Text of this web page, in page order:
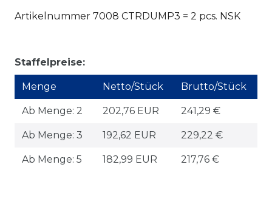
Artikelnummer 7008 CTRDUMP3 = 2 pcs. NSK
Staffelpreise:
Menge Netto/Stück Brutto/Stück
Ab Menge: 2 202,76 EUR 241,29 €
Ab Menge: 3 192,62 EUR 229,22 €
Ab Menge: 5 182,99 EUR 217,76 €